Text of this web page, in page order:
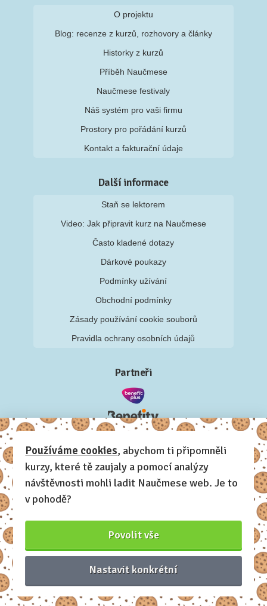
O projektu
Blog: recenze z kurzů, rozhovory a články
Historky z kurzů
Příběh Naučmese
Naučmese festivaly
Náš systém pro vaši firmu
Prostory pro pořádání kurzů
Kontakt a fakturační údaje
Další informace
Staň se lektorem
Video: Jak připravit kurz na Naučmese
Často kladené dotazy
Dárkové poukazy
Podmínky užívání
Obchodní podmínky
Zásady používání cookie souborů
Pravidla ochrany osobních údajů
Partneři
Naučmese, 2012-2026.
Sdílíme dovednosti, offline i online.
Používáme cookies, abychom ti připomněli
kurzy, které tě zaujaly a pomocí analýzy
návštěvnosti mohli ladit Naučmese web. Je to
v pohodě?
Povolit vše
Nastavit konkrétní